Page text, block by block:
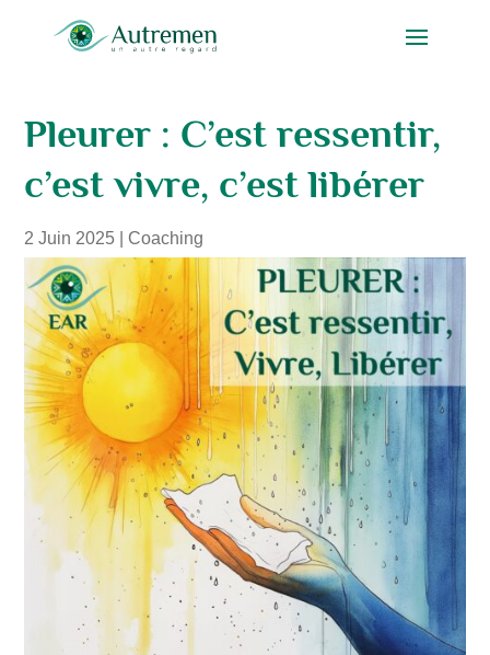
Pleurer : C’est ressentir,
c’est vivre, c’est libérer
2 Juin 2025 Coaching